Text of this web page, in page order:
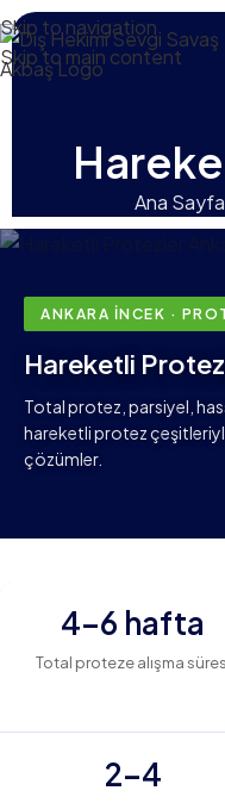
Skip to navigation
Skip to main content
Ana Sayfa
ANKARA İNCEK ·
Hareketli
Total protez, parsiyel,
hareketli protez
çözümler.
4–6 hafta
Total proteze alışma
2–4